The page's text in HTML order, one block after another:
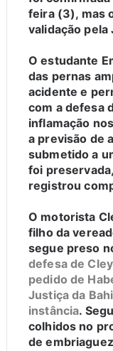
feira (3), mas
validação pela
O estudante
das pernas
acidente e
com a defesa
inflamação
a previsão de
submetido a
foi
registrou
O motorista
filho da
segue preso
defesa de
pedido de
Justiça da
instância.
colhidos no
de